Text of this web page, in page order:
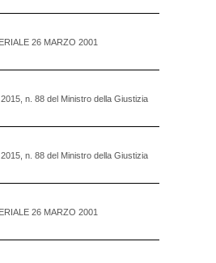
26 MARZO 2001
n. 88 del Ministro della Giustizia
n. 88 del Ministro della Giustizia
26 MARZO 2001